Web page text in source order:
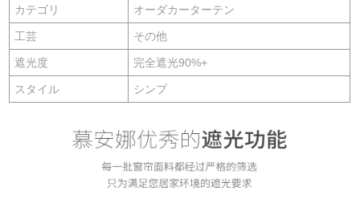
カテゴリ オーダカーターテン
工芸 その他
遮光度 完全遮光90%+
スタイル シンプ